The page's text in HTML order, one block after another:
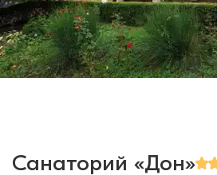
Санаторий «Дон»